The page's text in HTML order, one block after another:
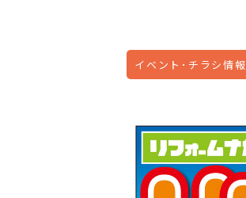
イベント･チラシ情報